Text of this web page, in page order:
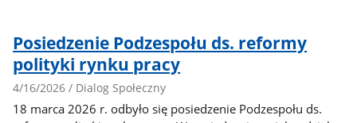
Posiedzenie Podzespołu ds. reformy
polityki rynku pracy
4/16/2026 / Dialog Społeczny
18 marca 2026 r. odbyło się posiedzenie Podzespołu ds.